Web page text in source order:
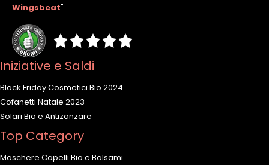
Wingsbeat"
Iniziative e Saldi
Black Friday Cosmetici Bio 2024
Cofanetti Natale 2023
Solari Bio e Antizanzare
Top Category
Maschere Capelli Bio e Balsami